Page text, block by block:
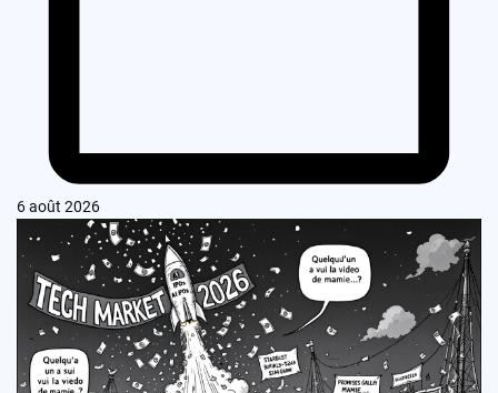
6 août 2026